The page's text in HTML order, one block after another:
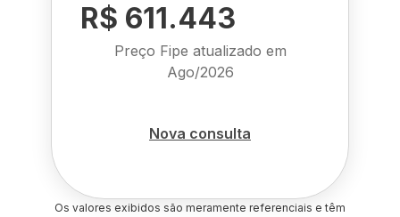
R$ 611.443
Preço Fipe atualizado em
Ago/2026
Nova consulta
Os valores exibidos são meramente referenciais e têm